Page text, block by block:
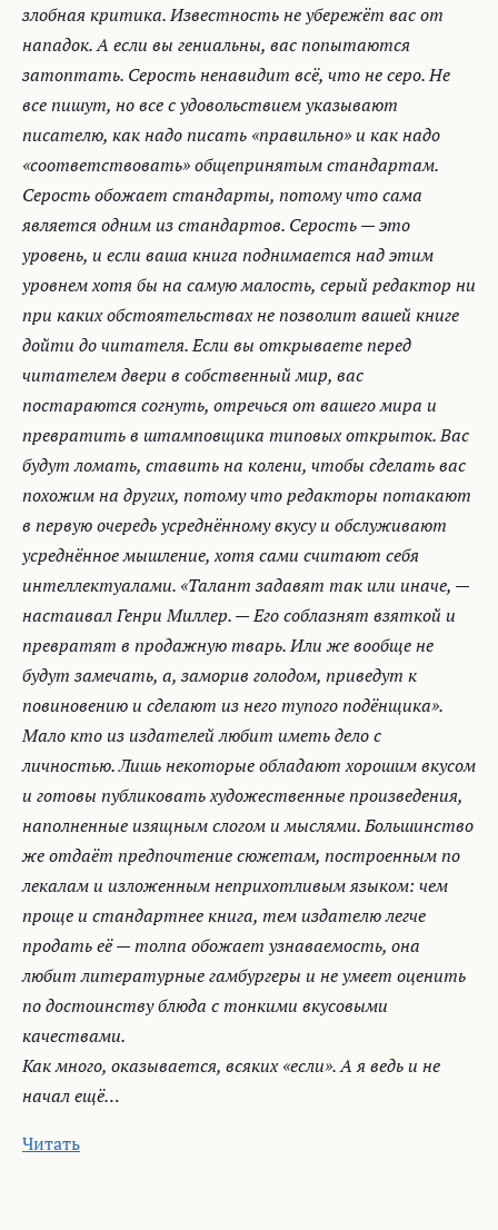
злобная критика. Известность не убережёт вас от
нападок. А если вы гениальны, вас попытаются
затоптать. Серость ненавидит всё, что не серо. Не
все пишут, но все с удовольствием указывают
писателю, как надо писать «правильно» и как надо
«соответствовать» общепринятым стандартам.
Серость обожает стандарты, потому что сама
является одним из стандартов. Серость — это
уровень, и если ваша книга поднимается над этим
уровнем хотя бы на самую малость, серый редактор ни
при каких обстоятельствах не позволит вашей книге
дойти до читателя. Если вы открываете перед
читателем двери в собственный мир, вас
постараются согнуть, отречься от вашего мира и
превратить в штамповщика типовых открыток. Вас
будут ломать, ставить на колени, чтобы сделать вас
похожим на других, потому что редакторы потакают
в первую очередь усреднённому вкусу и обслуживают
усреднённое мышление, хотя сами считают себя
интеллектуалами. «Талант задавят так или иначе, —
настаивал Генри Миллер. — Его соблазнят взяткой и
превратят в продажную тварь. Или же вообще не
будут замечать, а, заморив голодом, приведут к
повиновению и сделают из него тупого подёнщика».
Мало кто из издателей любит иметь дело с
личностью. Лишь некоторые обладают хорошим вкусом
и готовы публиковать художественные произведения,
наполненные изящным слогом и мыслями. Большинство
же отдаёт предпочтение сюжетам, построенным по
лекалам и изложенным неприхотливым языком: чем
проще и стандартнее книга, тем издателю легче
продать её — толпа обожает узнаваемость, она
любит литературные гамбургеры и не умеет оценить
по достоинству блюда с тонкими вкусовыми
качествами.
Как много, оказывается, всяких «если». А я ведь и не
начал ещё…
Читать